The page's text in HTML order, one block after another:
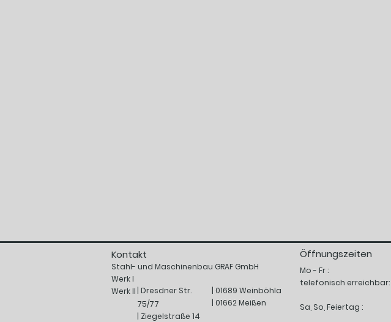
Kontakt
Stahl- und Maschinenbau GRAF GmbH
Werk I
Werk II
| 01689 Weinböhla
| 01662 Meißen
| Dresdner Str.
75/77
| Ziegelstraße 14
Öffnungszeiten
Mo - Fr:
telefonisch erreichbar:
Sa, So, Feiertag :